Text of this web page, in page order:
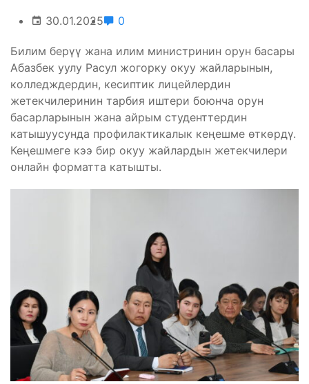
30.01.2025 0
Билим берүү жана илим министринин орун басары
Абазбек уулу Расул жогорку окуу жайларынын,
колледждердин, кесиптик лицейлердин
жетекчилеринин тарбия иштери боюнча орун
басарларынын жана айрым студенттердин
катышуусунда профилактикалык кеңешме өткөрдү.
Кеңешмеге кээ бир окуу жайлардын жетекчилери
онлайн форматта катышты.